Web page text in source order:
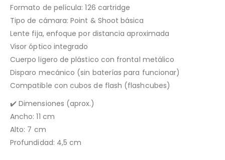
Formato de película: 126 cartridge
Tipo de cámara: Point & Shoot básica
Lente fija, enfoque por distancia aproximada
Visor óptico integrado
Cuerpo ligero de plástico con frontal metálico
Disparo mecánico (sin baterías para funcionar)
Compatible con cubos de flash (flashcubes)
✔️ Dimensiones (aprox.)
Ancho: 11 cm
Alto: 7 cm
Profundidad: 4,5 cm